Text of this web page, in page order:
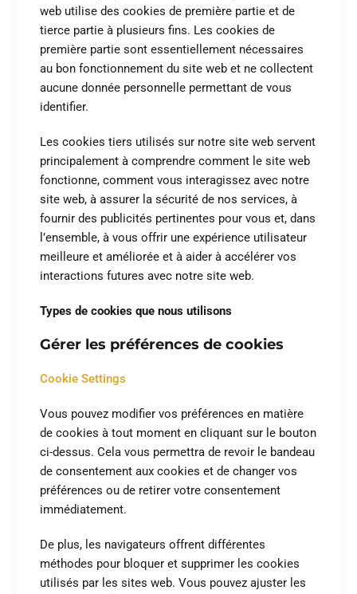
web utilise des cookies de première partie et de
tierce partie à plusieurs fins. Les cookies de
première partie sont essentiellement nécessaires
au bon fonctionnement du site web et ne collectent
aucune donnée personnelle permettant de vous
identifier.
Les cookies tiers utilisés sur notre site web servent
principalement à comprendre comment le site web
fonctionne, comment vous interagissez avec notre
site web, à assurer la sécurité de nos services, à
fournir des publicités pertinentes pour vous et, dans
l’ensemble, à vous offrir une expérience utilisateur
meilleure et améliorée et à aider à accélérer vos
interactions futures avec notre site web.
Types de cookies que nous utilisons
Gérer les préférences de cookies
Cookie Settings
Vous pouvez modifier vos préférences en matière
de cookies à tout moment en cliquant sur le bouton
ci-dessus. Cela vous permettra de revoir le bandeau
de consentement aux cookies et de changer vos
préférences ou de retirer votre consentement
immédiatement.
De plus, les navigateurs offrent différentes
méthodes pour bloquer et supprimer les cookies
utilisés par les sites web. Vous pouvez ajuster les